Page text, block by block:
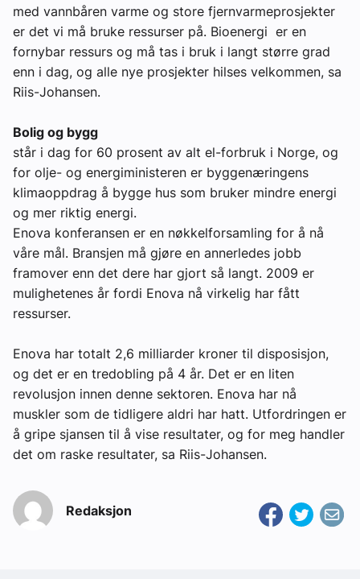
med vannbåren varme og store fjernvarmeprosjekter
er det vi må bruke ressurser på. Bioenergi er en
fornybar ressurs og må tas i bruk i langt større grad
enn i dag, og alle nye prosjekter hilses velkommen, sa
Riis-Johansen.
Bolig og bygg
står i dag for 60 prosent av alt el-forbruk i Norge, og
for olje- og energiministeren er byggenæringens
klimaoppdrag å bygge hus som bruker mindre energi
og mer riktig energi.
Enova konferansen er en nøkkelforsamling for å nå
våre mål. Bransjen må gjøre en annerledes jobb
framover enn det dere har gjort så langt. 2009 er
mulighetenes år fordi Enova nå virkelig har fått
ressurser.
Enova har totalt 2,6 milliarder kroner til disposisjon,
og det er en tredobling på 4 år. Det er en liten
revolusjon innen denne sektoren. Enova har nå
muskler som de tidligere aldri har hatt. Utfordringen er
å gripe sjansen til å vise resultater, og for meg handler
det om raske resultater, sa Riis-Johansen.
Redaksjon